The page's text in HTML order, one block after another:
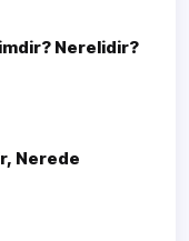
Nerelidir?
Nerede